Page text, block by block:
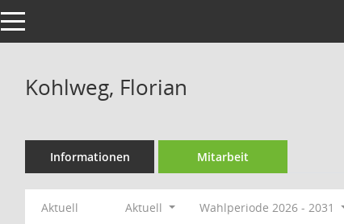
Toggle navigation
Kohlweg, Florian
Informationen Mitarbeit
Aktuell Aktuell Wahlperiode 2026 - 2031